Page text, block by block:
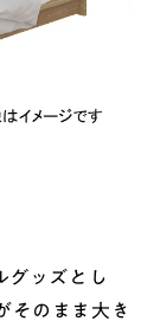
グッズとし
そのまま大き